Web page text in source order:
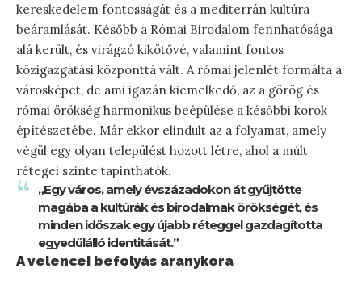
kereskedelem fontosságát és a mediterrán kultúra
beáramlását. Később a Római Birodalom fennhatósága
alá került, és virágzó kikötővé, valamint fontos
közigazgatási központtá vált. A római jelenlét formálta a
városképet, de ami igazán kiemelkedő, az a görög és
római örökség harmonikus beépülése a későbbi korok
építészetébe. Már ekkor elindult az a folyamat, amely
végül egy olyan települést hozott létre, ahol a múlt
rétegei szinte tapinthatók.
„Egy város, amely évszázadokon át gyűjtötte
magába a kultúrák és birodalmak örökségét, és
minden időszak egy újabb réteggel gazdagította
egyedülálló identitását.”
A velencei befolyás aranykora